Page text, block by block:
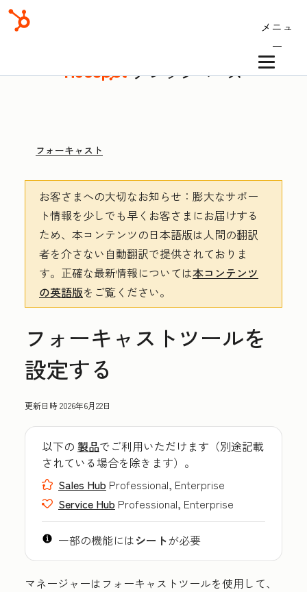
メニュ
ー
ナレッジベース
フォーキャスト
お客さまへの大切なお知らせ ：膨大なサポー
ト情報を少しでも早くお客さまにお届けする
ため、本コンテンツの日本語版は人間の翻訳
者を介さない自動翻訳で提供されておりま
す。 正確な最新情報については本コンテンツ
の英語版をご覧ください。
フォーキャストツールを
設定する
更新日時2026年6月22日
以下の 製品でご利用いただけます（別途記載
されている場合を除きます）。
Sales Hub Professional, Enterprise
Service Hub Professional, Enterprise
一部の機能にはシートが必要
マネージャーはフォーキャストツールを使用して、